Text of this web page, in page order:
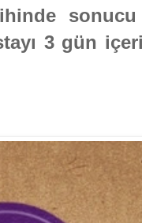
3 gün